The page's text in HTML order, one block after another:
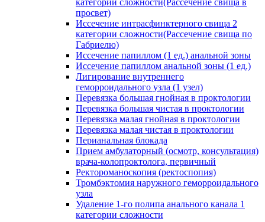
категории сложности(Рассечение свища в
просвет)
Иссечение интрасфинктерного свища 2
категории сложности(Рассечение свища по
Габриелю)
Иссечение папиллом (1 ед.) анальной зоны
Иссечение папиллом анальной зоны (1 ед.)
Лигирование внутреннего
геморроидального узла (1 узел)
Перевязка большая гнойная в проктологии
Перевязка большая чистая в проктологии
Перевязка малая гнойная в проктологии
Перевязка малая чистая в проктологии
Перианальная блокада
Прием амбулаторный (осмотр, консультация)
врача-колопроктолога, первичный
Ректороманоскопия (ректоспопия)
Тромбэктомия наружного геморроидального
узла
Удаление 1-го полипа анального канала 1
категории сложности